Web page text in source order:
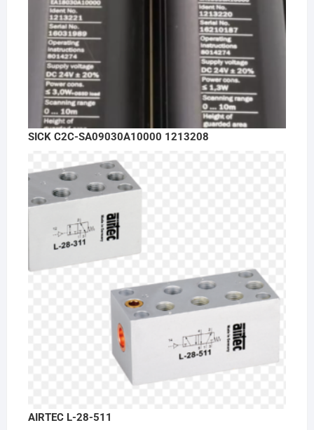
SICK C2C-SA09030A10000 1213208
AIRTEC L-28-511